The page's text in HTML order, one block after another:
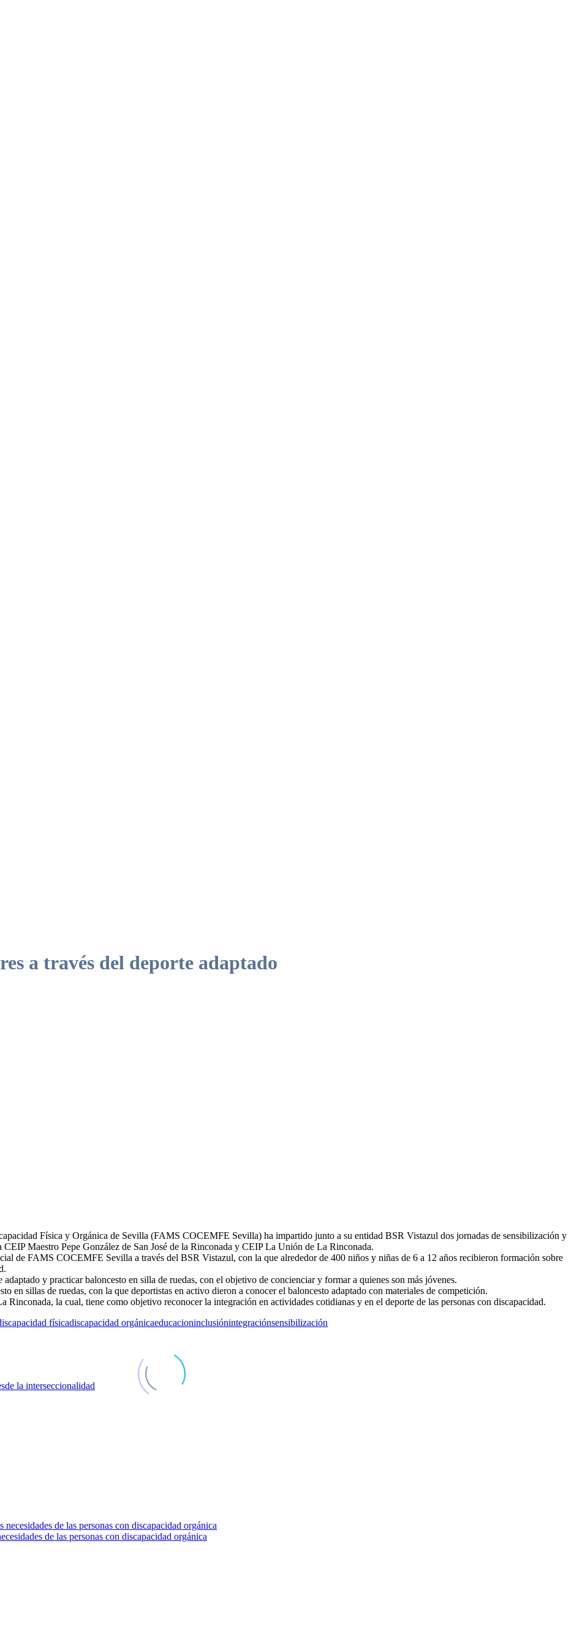
a través del deporte adaptado
Física y Orgánica de Sevilla (FAMS COCEMFE Sevilla) ha impartido junto a su entidad BSR Vistazul dos jornadas de sensibilización y
Maestro Pepe González de San José de la Rinconada y CEIP La Unión de La Rinconada.
de FAMS COCEMFE Sevilla a través del BSR Vistazul, con la que alrededor de 400 niños y niñas de 6 a 12 años recibieron formación sobre
y practicar baloncesto en silla de ruedas, con el objetivo de concienciar y formar a quienes son más jóvenes.
en sillas de ruedas, con la que deportistas en activo dieron a conocer el baloncesto adaptado con materiales de competición.
la cual, tiene como objetivo reconocer la integración en actividades cotidianas y en el deporte de las personas con discapacidad.
físicadiscapacidad orgánicaeducacioninclusiónintegraciónsensibilización
la interseccionalidad
de las personas con discapacidad orgánica